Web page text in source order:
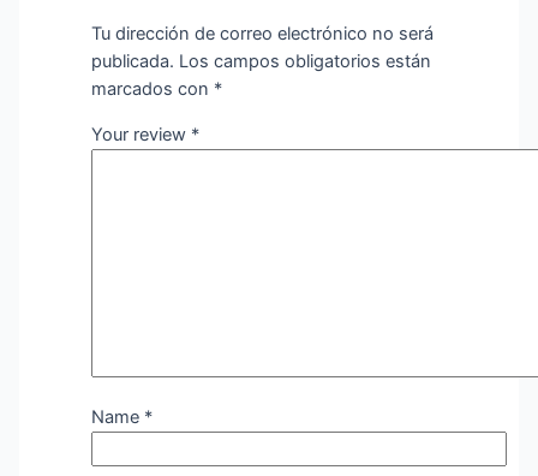
Tu dirección de correo electrónico no será
publicada. Los campos obligatorios están
marcados con *
Your review *
Name *